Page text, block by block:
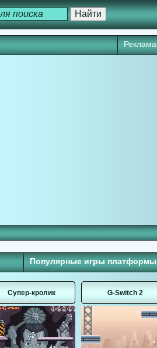
Реклама
Популярные игры платформы
Супер-кролик G-Switch 2